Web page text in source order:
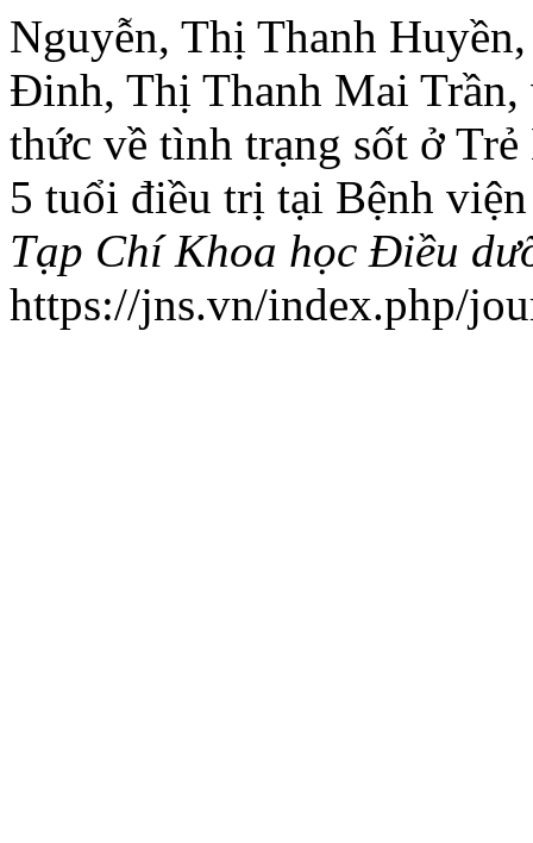
Nguyễn, Thị Thanh
Đinh, Thị Thanh Mai
thức về tình trạng sốt ở
5 tuổi điều trị tại Bệnh
Tạp Chí Khoa học Điều
https://jns.vn/index.php/